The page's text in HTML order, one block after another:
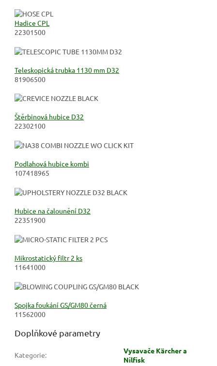
Hadice CPL
22301500
Teleskopická trubka 1130 mm D32
81906500
Štěrbinová hubice D32
22302100
Podlahová hubice kombi
107418965
Hubice na čalounění D32
22351900
Mikrostatický filtr 2 ks
11641000
Spojka foukání GS/GM80 černá
11562000
Doplňkové parametry
Kategorie:
Vysavače Kärcher a
Nilfisk